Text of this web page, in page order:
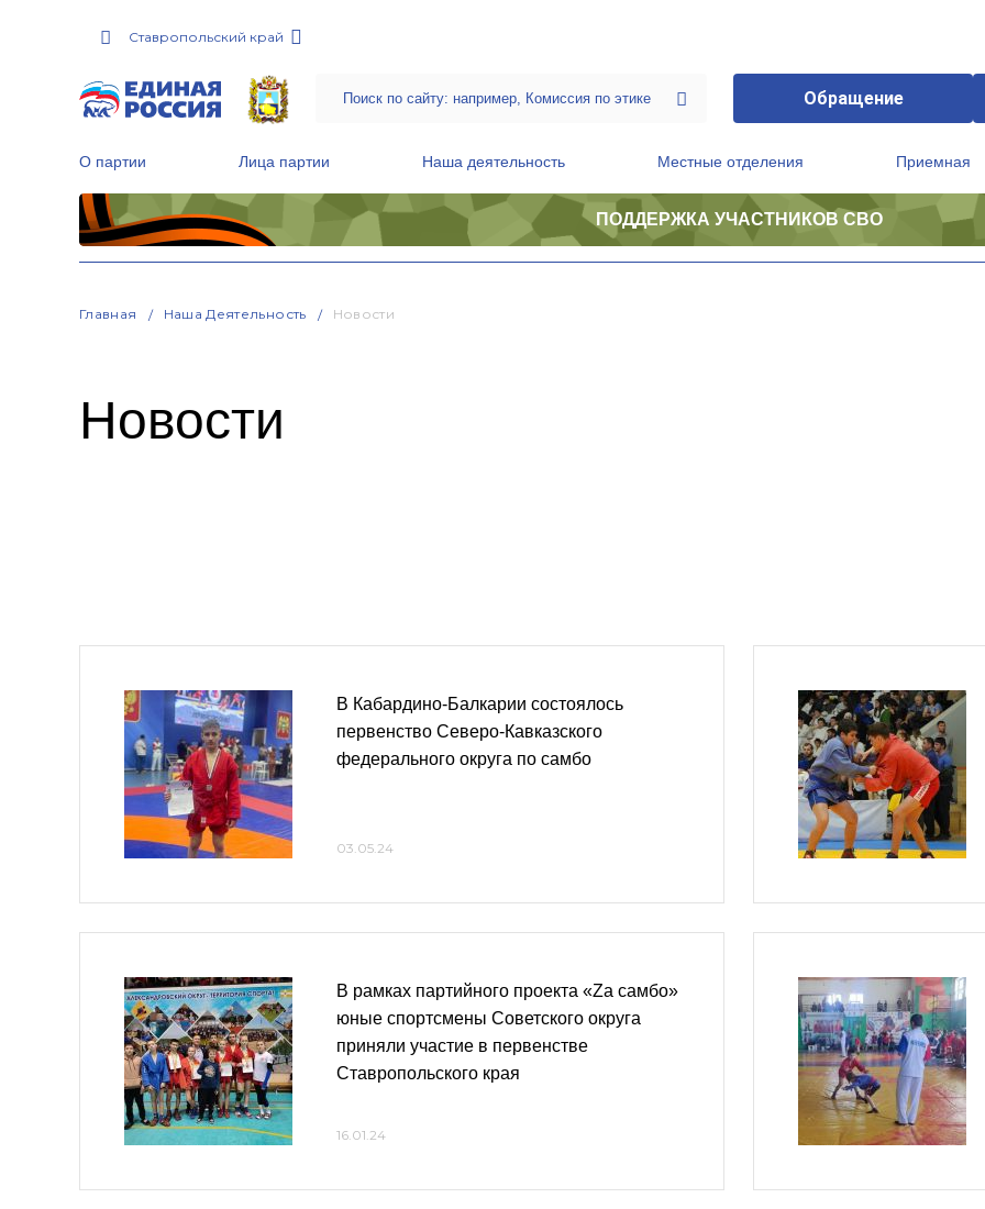
Ставропольский край
Обращение
О партии Лица партии Наша деятельность Местные отделения Приемная
ПОДДЕРЖКА УЧАСТНИКОВ СВО
Главная Наша Деятельность Новости
Новости
В Кабардино-Балкарии состоялось
первенство Северо-Кавказского
федерального округа по самбо
03.05.24
В рамках партийного проекта «Zа самбо»
юные спортсмены Советского округа
приняли участие в первенстве
Ставропольского края
16.01.24